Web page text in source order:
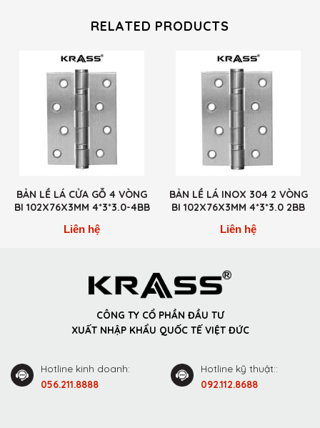
RELATED PRODUCTS
BẢN LỀ LÁ CỬA GỖ 4 VÒNG
BI 102X76X3MM 4*3*3.0-4BB
Liên hệ
BẢN LỀ LÁ INOX 304 2 VÒNG
BI 102X76X3MM 4*3*3.0 2BB
Liên hệ
CÔNG TY CỔ PHẦN ĐẦU TƯ
XUẤT NHẬP KHẨU QUỐC TẾ VIỆT ĐỨC
Hotline kinh doanh:
056.211.8888
Hotline kỹ thuật::
092.112.8688